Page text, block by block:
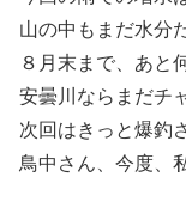
山の中もまだ水分
８月末まで、あと
安曇川ならまだチ
次回はきっと爆釣
鳥中さん、今度、